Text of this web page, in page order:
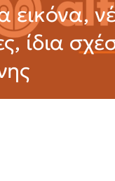
εικόνα,
ίδια